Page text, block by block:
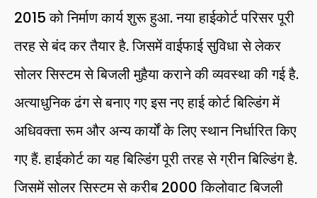
2015 को निर्माण कार्य शुरू हुआ. नया हाईकोर्ट परिसर पूरी
तरह से बंद कर तैयार है. जिसमें वाईफाई सुविधा से लेकर
सोलर सिस्टम से बिजली मुहैया कराने की व्यवस्था की गई है.
अत्याधुनिक ढंग से बनाए गए इस नए हाई कोर्ट बिल्डिंग में
अधिवक्ता रूम और अन्य कार्यों के लिए स्थान निर्धारित किए
गए हैं. हाईकोर्ट का यह बिल्डिंग पूरी तरह से ग्रीन बिल्डिंग है.
जिसमें सोलर सिस्टम से करीब 2000 किलोवाट बिजली